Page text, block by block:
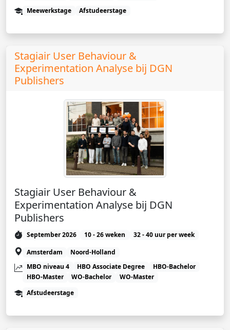
Meewerkstage
Afstudeerstage
Stagiair User Behaviour &
Experimentation Analyse bij DGN
Publishers
Stagiair User Behaviour &
Experimentation Analyse bij DGN
Publishers
September 2026 10 - 26 weken
32 - 40 uur per week
Amsterdam
Noord-Holland
MBO niveau 4
HBO Associate Degree
HBO-Bachelor
HBO-Master
WO-Bachelor
WO-Master
Afstudeerstage